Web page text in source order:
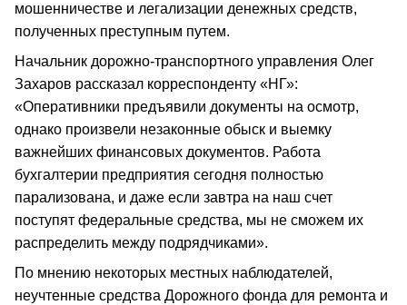
мошенничестве и легализации денежных средств,
полученных преступным путем.
Начальник дорожно-транспортного управления Олег
Захаров рассказал корреспонденту «НГ»:
«Оперативники предъявили документы на осмотр,
однако произвели незаконные обыск и выемку
важнейших финансовых документов. Работа
бухгалтерии предприятия сегодня полностью
парализована, и даже если завтра на наш счет
поступят федеральные средства, мы не сможем их
распределить между подрядчиками».
По мнению некоторых местных наблюдателей,
неучтенные средства Дорожного фонда для ремонта и